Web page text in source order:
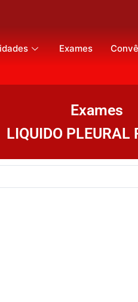
Exames
Exames
LIQUIDO PLEURAL